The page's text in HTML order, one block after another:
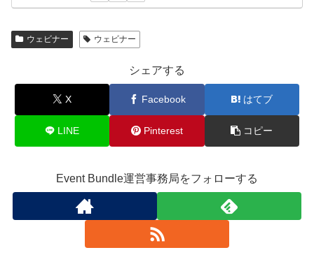
ウェビナー ウェビナー
シェアする
X Facebook はてブ
LINE Pinterest コピー
Event Bundle運営事務局をフォローする